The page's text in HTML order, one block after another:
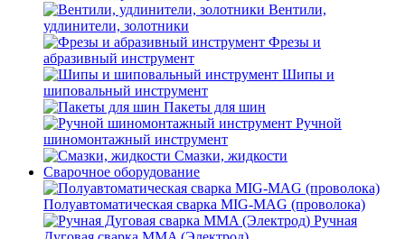
Вентили,
удлинители, золотники
Фрезы и
абразивный инструмент
Шипы и
шиповальный инструмент
Пакеты для шин
Ручной
шиномонтажный инструмент
Смазки, жидкости
Сварочное оборудование
Полуавтоматическая сварка MIG-MAG (проволока)
Ручная